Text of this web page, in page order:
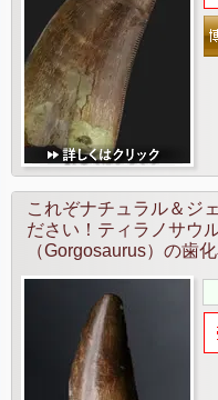
これぞナチュラル＆ジ
ださい！ティラノサウ
（Gorgosaurus）の歯